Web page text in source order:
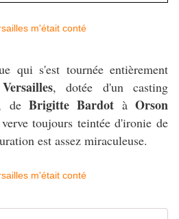
qui s'est tournée entièrement
Versailles, dotée d'un casting
de Brigitte Bardot àOrson
toujours teintée d'ironie de
est assez miraculeuse.